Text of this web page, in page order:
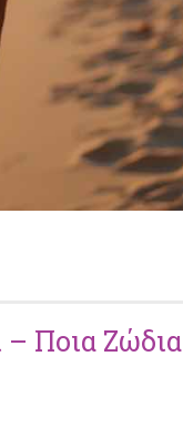
– Ποια Ζώδια